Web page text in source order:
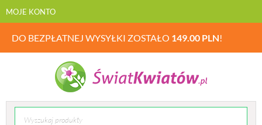
MOJE KONTO
DO BEZPŁATNEJ WYSYŁKI ZOSTAŁO 149.00 PLN!